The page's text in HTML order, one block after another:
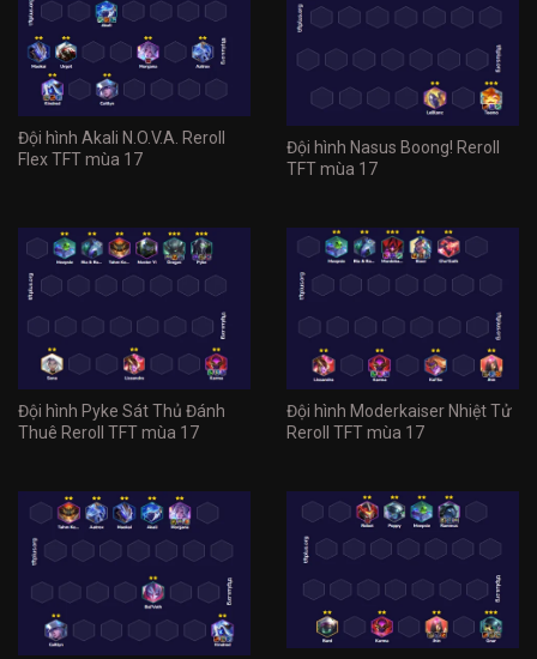
Đội hình Akali N.O.V.A. Reroll
Flex TFT mùa 17
Đội hình Nasus Boong! Reroll
TFT mùa 17
Đội hình Pyke Sát Thủ Đánh
Thuê Reroll TFT mùa 17
Đội hình Moderkaiser Nhiệt Tử
Reroll TFT mùa 17